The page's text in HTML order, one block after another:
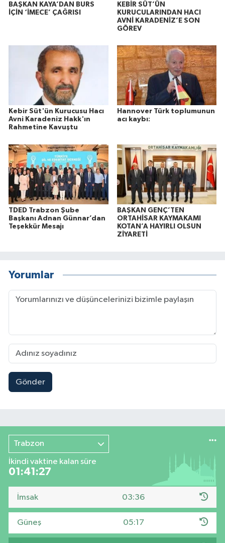
BAŞKAN KAYA’DAN BURS
İÇİN ‘İMECE’ ÇAĞRISI
KEBİR SÜT’ÜN
KURUCULARINDAN HACI
AVNİ KARADENİZ’E SON
GÖREV
Kebir Süt'ün Kurucusu Hacı
Avni Karadeniz Hakk'ın
Rahmetine Kavuştu
Hannover Türk toplumunun
acı kaybı:
TDED Trabzon Şube
Başkanı Adnan Günnar’dan
Teşekkür Mesajı
BAŞKAN GENÇ’TEN
ORTAHİSAR KAYMAKAMI
KOTAN’A HAYIRLI OLSUN
ZİYARETİ
Yorumlar
Gönder
Trabzon
İkindi vaktine kalan süre
01:41:26
İmsak 03:36
Güneş 05:17